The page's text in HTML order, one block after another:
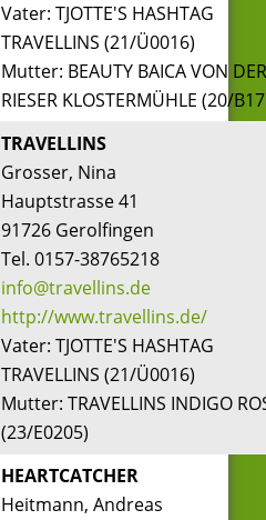
Vater: TJOTTE'S HASHTAG
TRAVELLINS (21/Ü0016)
Mutter: BEAUTY BAICA VON DER
RIESER KLOSTERMÜHLE (20/
TRAVELLINS
Grosser, Nina
Hauptstrasse 41
91726 Gerolfingen
Tel. 0157-38765218
info@travellins.de
http://www.travellins.de/
Vater: TJOTTE'S HASHTAG
TRAVELLINS (21/Ü0016)
Mutter: TRAVELLINS INDIGO
(23/E0205)
HEARTCATCHER
Heitmann, Andreas